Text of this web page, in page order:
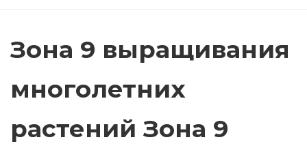
Зона 9 выращивания
многолетних
растений Зона 9